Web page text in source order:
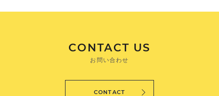
CONTACT US
お問い合わせ
CONTACT